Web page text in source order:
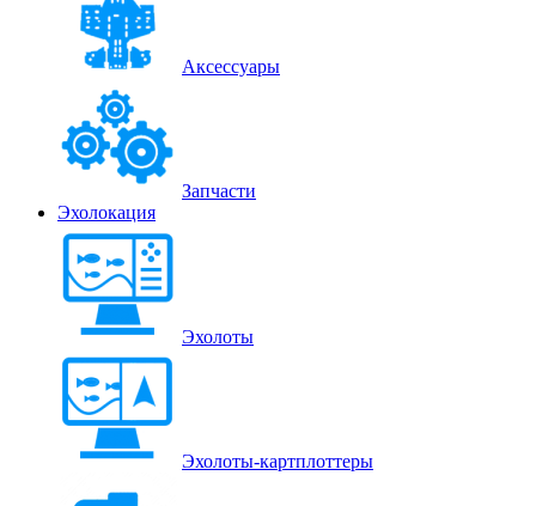
Аксессуары
Запчасти
Эхолокация
Эхолоты
Эхолоты-картплоттеры